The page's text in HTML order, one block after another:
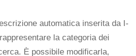
automatica inserita da I-
la categoria dei
È possibile modificarla,